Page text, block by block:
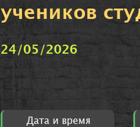
учеников
24/05/2026
Дата и время